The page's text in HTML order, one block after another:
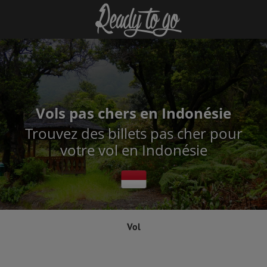
Vols pas chers en Indonésie
Trouvez des billets pas cher pour
votre vol en Indonésie
Vol